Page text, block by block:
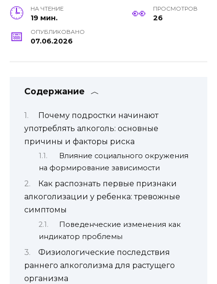
НА ЧТЕНИЕ
19 мин.
ПРОСМОТРОВ
26
ОПУБЛИКОВАНО
07.06.2026
Содержание
Почему подростки начинают
употреблять алкоголь: основные
причины и факторы риска
Влияние социального окружения
на формирование зависимости
Как распознать первые признаки
алкоголизации у ребенка: тревожные
симптомы
Поведенческие изменения как
индикатор проблемы
Физиологические последствия
раннего алкоголизма для растущего
организма